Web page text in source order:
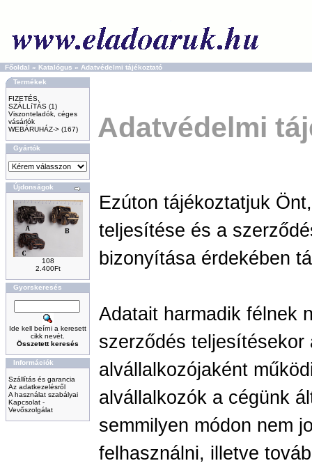
Főoldal » Katalógus » Adatvédelmi tájékoztató
Termékek
FIZETÉS,
SZÁLLíTÁS (1)
Viszonteladók, céges
vásárlók
WEBÁRUHÁZ-> (167)
Gyártók
Újdonságok
108
2.400Ft
Gyorskeresés
Ide kell beírni a keresett
cikk nevét.
Összetett keresés
Információk
Szállítás és garancia
Az adatkezelésről
A használat szabályai
Kapcsolat -
Vevőszolgálat
Adatvédelmi
Ezúton tájékoztatjuk
teljesítése és a
bizonyítása érdekében
Adatait harmadik félnek
szerződés
alvállalkozójaként
alvállalkozók a cégünk
semmilyen módon nem
felhasználni, illetve